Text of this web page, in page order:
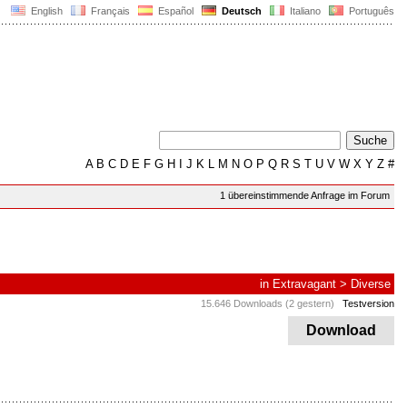
English Français Español Deutsch Italiano Português
AB C D E F G H J K L M N O P Q R S T U V W X Y Z #
1 übereinstimmende Anfrage im Forum
in Extravagant > Diverse
15.646 Downloads (2 gestern) Testversion
Download